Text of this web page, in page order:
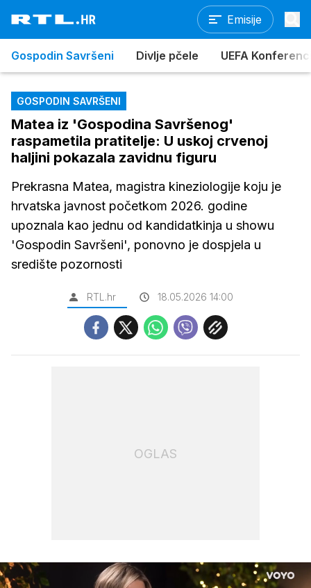
Emisije
Gospodin Savršeni Divlje pčele UEFA
GOSPODIN SAVRŠENI
Matea iz 'Gospodina Savršenog'
raspametila pratitelje: U uskoj crvenoj
haljini pokazala zavidnu figuru
Prekrasna Matea, magistra kineziologije koju je
hrvatska javnost početkom 2026. godine
upoznala kao jednu od kandidatkinja u showu
'Gospodin Savršeni', ponovno je dospjela u
središte pozornosti
RTL.hr 18.05.2026 14:00
OGLAS